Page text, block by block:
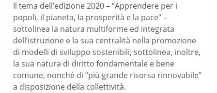
Il tema dell’edizione 2020 – “Apprendere per i
popoli, il pianeta, la prosperità e la pace” –
sottolinea la natura multiforme ed integrata
dell’istruzione e la sua centralità nella promozione
di modelli di sviluppo sostenibili; sottolinea, inoltre,
la sua natura di diritto fondamentale e bene
comune, nonché di “più grande risorsa rinnovabile”
a disposizione della collettività.